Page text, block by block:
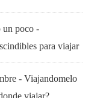
un poco -
para viajar
- Viajandomelo
viajar?